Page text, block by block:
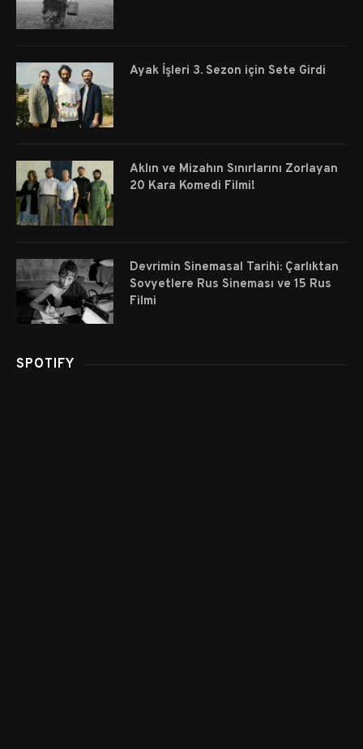
Ayak İşleri 3. Sezon için Sete Girdi
Aklın ve Mizahın Sınırlarını Zorlayan
20 Kara Komedi Filmi!
Devrimin Sinemasal Tarihi: Çarlıktan
Sovyetlere Rus Sineması ve 15 Rus
Filmi
SPOTIFY